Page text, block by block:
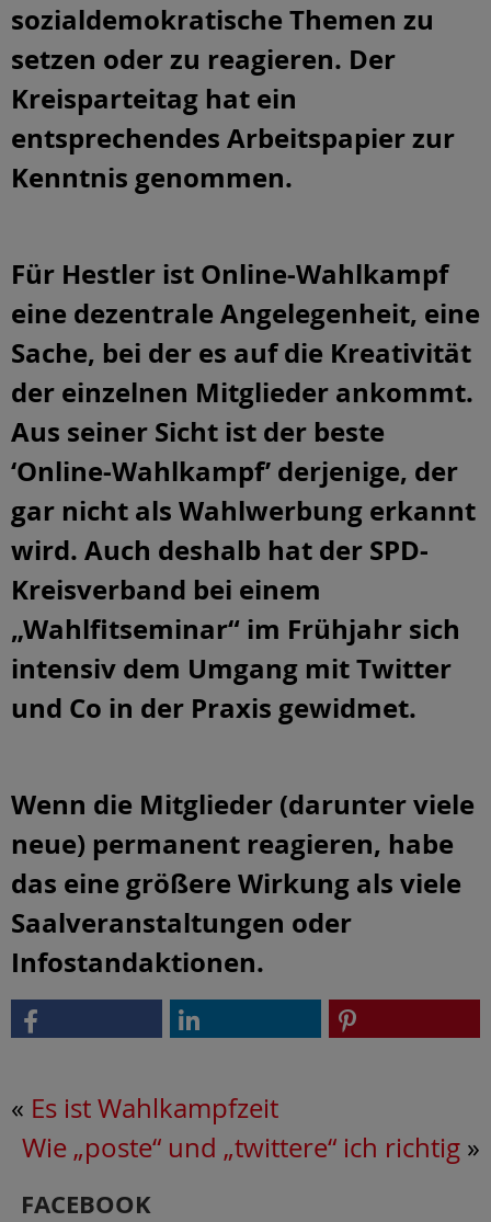
sozialdemokratische Themen zu
setzen oder zu reagieren. Der
Kreisparteitag hat ein
entsprechendes Arbeitspapier zur
Kenntnis genommen.
Für Hestler ist Online-Wahlkampf
eine dezentrale Angelegenheit, eine
Sache, bei der es auf die Kreativität
der einzelnen Mitglieder ankommt.
Aus seiner Sicht ist der beste
‘Online-Wahlkampf’ derjenige, der
gar nicht als Wahlwerbung erkannt
wird. Auch deshalb hat der SPD-
Kreisverband bei einem
„Wahlfitseminar“ im Frühjahr sich
intensiv dem Umgang mit Twitter
und Co in der Praxis gewidmet.
Wenn die Mitglieder (darunter viele
neue) permanent reagieren, habe
das eine größere Wirkung als viele
Saalveranstaltungen oder
Infostandaktionen.
« Es ist Wahlkampfzeit
Wie „poste“ und „twittere“ ich richtig »
FACEBOOK